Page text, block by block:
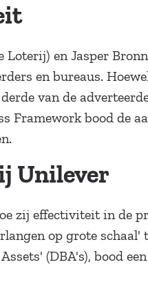
Loterij) en Jasper
en bureaus.
van de
Framework bood de
Unilever
zij effectiviteit in de
op grote
(DBA's), bood